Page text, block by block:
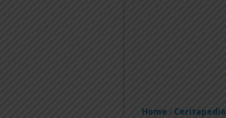
Home / Ceritapedia